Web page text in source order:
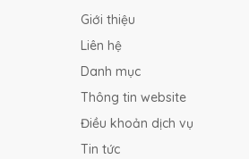
Giới thiệu
Liên hệ
Danh mục
Thông tin website
Điều khoản dịch vụ
Tin tức